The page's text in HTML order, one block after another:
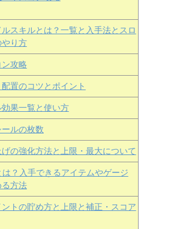
スキルとは？一覧と入手法とスロ
やり方
攻略
置のコツとポイント
果一覧と使い方
ルの枚数
の強化方法と上限・最大について
は？入手できるアイテムやゲージ
方法
トの貯め方と上限と補正・スコア